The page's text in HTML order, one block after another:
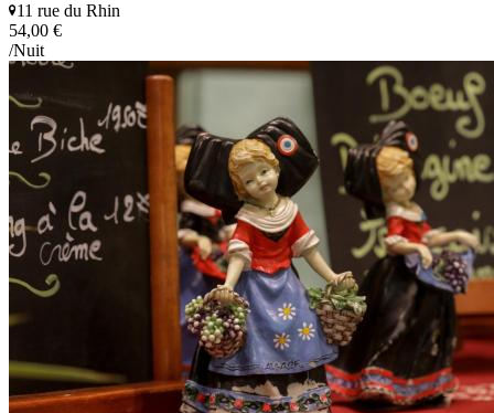
11 rue du Rhin
54,00 €
/Nuit